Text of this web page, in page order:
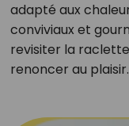
adapté aux
conviviaux et
revisiter la
renoncer au plaisir.